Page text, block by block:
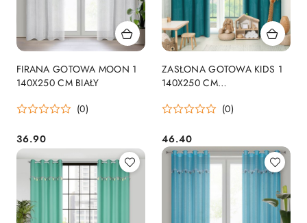
FIRANA GOTOWA MOON 1
140X250 CM BIAŁY
(0)
Cena:
36.90
ZASŁONA GOTOWA KIDS 1
140X250 CM
(0)
Cena:
46.40